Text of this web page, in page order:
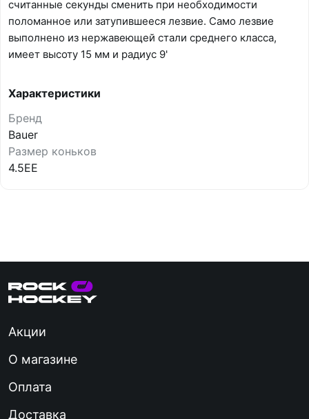
считанные секунды сменить при необходимости
поломанное или затупившееся лезвие. Само лезвие
выполнено из нержавеющей стали среднего класса,
имеет высоту 15 мм и радиус 9'
Характеристики
Бренд
Bauer
Размер коньков
4.5EE
Акции
О магазине
Оплата
Доставка